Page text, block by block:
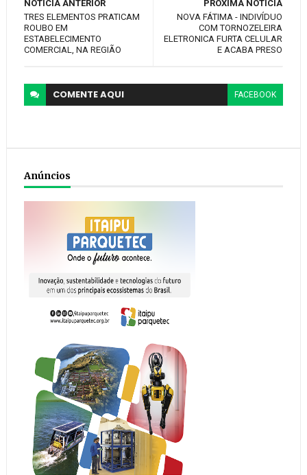
PRÓXIMA NOTÍCIA
NOVA FÁTIMA - INDIVÍDUO
COM TORNOZELEIRA
ELETRONICA FURTA CELULAR
E ACABA PRESO
NOTÍCIA ANTERIOR
TRES ELEMENTOS PRATICAM
ROUBO EM
ESTABELECIMENTO
COMERCIAL, NA REGIÃO
COMENTEAQUI FACEBOOK
Anúncios